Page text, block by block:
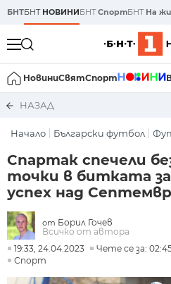
БНТБНТ НОВИНИБНТСпортБНТ На
НовиниСвятСпорт
НАЗАД
Начало Български футбол
Спартак спечели
точки в битката за
успех над
от Борил Гочев
Всичко от автора
19:33, 24.04.2023
Чете се за:
Спорт